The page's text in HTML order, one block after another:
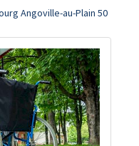
Angoville-au-Plain 50